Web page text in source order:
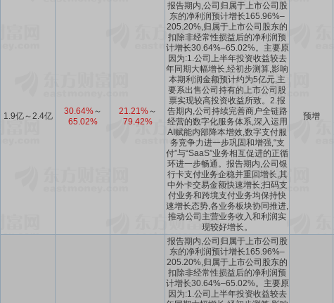
1.9亿～2.4亿 30.64%～
65.02%
21.21%～
79.42%
报告期内,公司归属于上市公司股
东的净利润预计增长165.96%–
205.20%,归属于上市公司股东的
扣除非经常性损益后的净利润预
计增长30.64%–65.02%。主要原
因为:1.公司上半年投资收益较去
年同期大幅增长,经初步测算,影响
本期利润金额预计约为5亿元,主
要系出售公司持有的上市公司股
票实现较高投资收益所致。2.报
告期内,公司持续完善商户全链路
经营的数字化服务体系,深入运用
AI赋能内部降本增效,数字支付服
务竞争力进一步巩固和增强,“支
付”与“SaaS”业务相互促进的正循
环进一步畅通。报告期内,公司银
行卡支付业务企稳并重回增长,其
中外卡交易金额快速增长;扫码支
付业务和跨境支付业务均保持快
速增长态势,各业务板块协同推进,
推动公司主营业务收入和利润实
现较好增长。
预增
报告期内,公司归属于上市公司股
东的净利润预计增长165.96%–
205.20%,归属于上市公司股东的
扣除非经常性损益后的净利润预
计增长30.64%–65.02%。主要原
因为:1.公司上半年投资收益较去